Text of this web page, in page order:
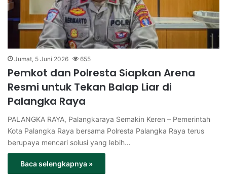
Jumat, 5 Juni 2026 655
Pemkot dan Polresta Siapkan Arena
Resmi untuk Tekan Balap Liar di
Palangka Raya
PALANGKA RAYA, Palangkaraya Semakin Keren – Pemerintah
Kota Palangka Raya bersama Polresta Palangka Raya terus
berupaya mencari solusi yang lebih…
Baca selengkapnya »